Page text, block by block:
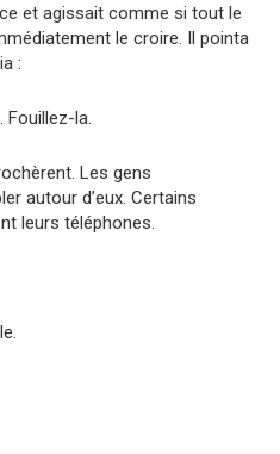
et agissait comme si tout le
le croire. Il pointa
:
Fouillez-la.
Les gens
autour d’eux. Certains
leurs téléphones.